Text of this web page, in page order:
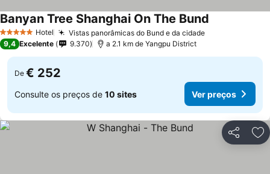
5 Estrelas Hotel Vistas panorâmicas do Bund e da cidadeVer preços
Banyan Tree Shanghai On The Bund
9,4 Excelente 9.370 a 2.1 km de Yangpu District
De € 252
Consulte os preços de 10 sites Ver preços
Partilhar